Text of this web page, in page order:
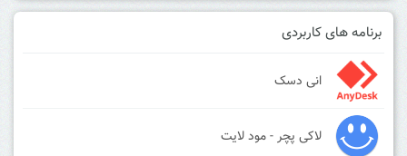
برنامه های کاربردی
انی دسک
لاکی پچر - مود لایت